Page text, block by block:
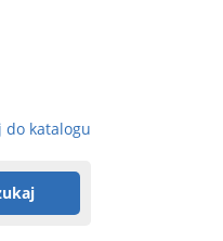
do katalogu